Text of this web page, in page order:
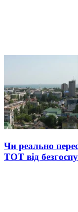
Чи реально
ТОТ від